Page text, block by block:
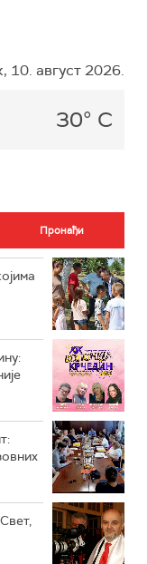
10. август 2026.
30° C